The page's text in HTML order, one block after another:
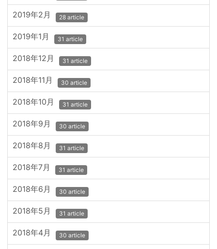
2019年2月 28 article
2019年1月 31 article
2018年12月 31 article
2018年11月 30 article
2018年10月 31 article
2018年9月 30 article
2018年8月 31 article
2018年7月 31 article
2018年6月 30 article
2018年5月 31 article
2018年4月 30 article